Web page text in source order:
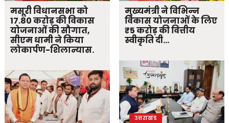
मसूरी विधानसभा को
17.80 करोड़ की विकास
योजनाओं की सौगात,
सीएम धामी ने किया
लोकार्पण-शिलान्यास.
मुख्यमंत्री ने विभिन्न
विकास योजनाओं के लिए
₹5 करोड़ की वित्तीय
स्वीकृति दी…
उत्तराखंड